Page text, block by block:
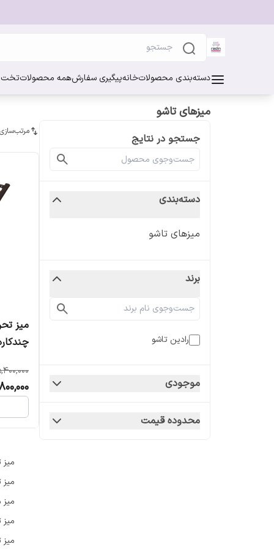
دسته‌بندی محصولاتخانهپیگیری سفارشهمه محصولاتتخت
میزهای تاشو
جستجو در نتایج
دسته‌بندی
میزهای تاشو
برند
رادین تاشو
موجودی
محدوده قیمت
میز
میز
میز